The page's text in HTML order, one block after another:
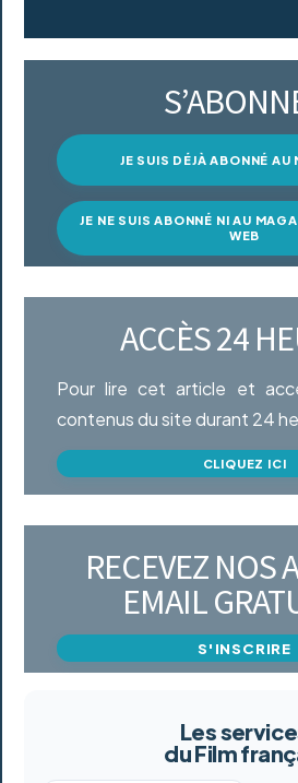
JE SUIS DÉJÀ ABONNÉ AU
JE NE SUIS ABONNÉ NI AU
WEB
ACCÈS 24
Pour lire cet article et
contenus du site durant 24
CLIQUEZ ICI
RECEVEZ NOS
EMAIL
S'INSCRIRE
Les
du Film